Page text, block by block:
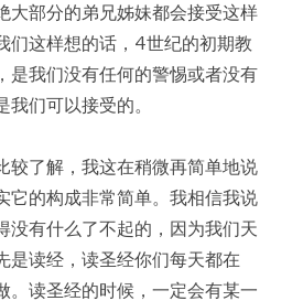
大部分的弟兄姊妹都会接受这样
们这样想的话，4世纪的初期教
是我们没有任何的警惕或者没有
们可以接受的。
较了解，我这在稍微再简单地说
它的构成非常简单。我相信我说
没有什么了不起的，因为我们天
是读经，读圣经你们每天都在
。读圣经的时候，一定会有某一